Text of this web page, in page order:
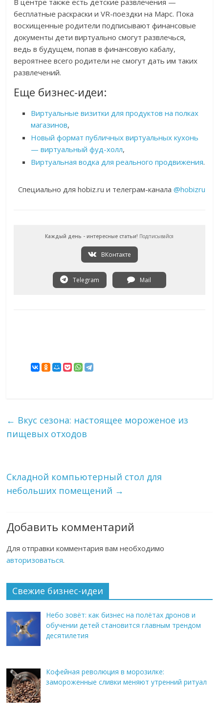
В центре также есть детские развлечения —
бесплатные раскраски и VR-поездки на Марс. Пока
восхищенные родители подписывают финансовые
документы дети виртуально смогут развлечься,
ведь в будущем, попав в финансовую кабалу,
вероятнее всего родители не смогут дать им таких
развлечений.
Еще бизнес-идеи:
Виртуальные визитки для продуктов на полках
магазинов,
Новый формат публичных виртуальных кухонь
— виртуальный фуд-холл,
Виртуальная водка для реального продвижения.
Специально для hobiz.ru и телеграм-канала @hobizru
Каждый день - интересные статьи! Подписывайся
ВКонтакте
Telegram Mail
← Вкус сезона: настоящее мороженое из
пищевых отходов
Складной компьютерный стол для
небольших помещений →
Добавить комментарий
Для отправки комментария вам необходимо
авторизоваться.
Свежие бизнес-идеи
Небо зовёт: как бизнес на полётах дронов и
обучении детей становится главным трендом
десятилетия
Кофейная революция в морозилке:
замороженные сливки меняют утренний ритуал